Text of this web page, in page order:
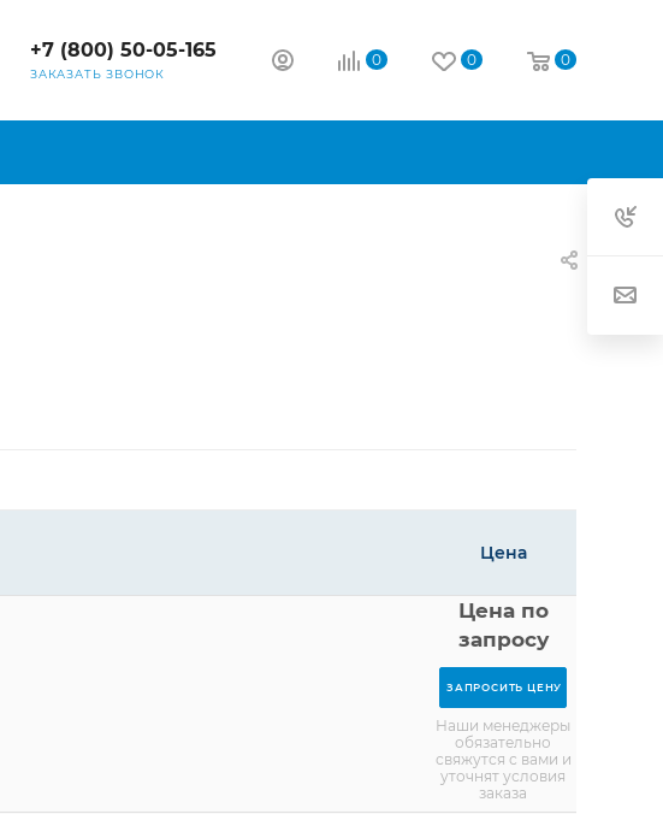
+7 (800) 50-05-165
ЗАКАЗАТЬ ЗВОНОК
0 0 0
Цена
Цена по
запросу
ЗАПРОСИТЬ ЦЕНУ
Наши менеджеры
обязательно
свяжутся с вами и
уточнят условия
заказа